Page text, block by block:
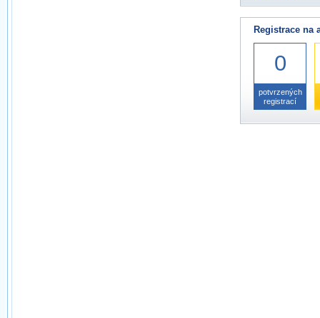
Registrace na
0
potvrzených
registrací